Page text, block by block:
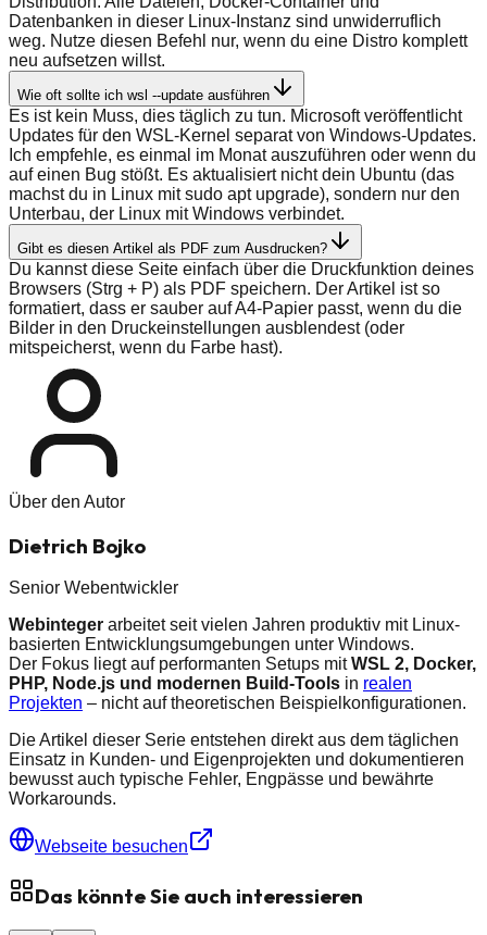
Datenbanken in dieser Linux-Instanz sind unwiderruflich
weg. Nutze diesen Befehl nur, wenn du eine Distro komplett
neu aufsetzen willst.
Wie oft sollte ich wsl --update ausführen
Es ist kein Muss, dies täglich zu tun. Microsoft veröffentlicht
Updates für den WSL-Kernel separat von Windows-Updates.
Ich empfehle, es einmal im Monat auszuführen oder wenn du
auf einen Bug stößt. Es aktualisiert nicht dein Ubuntu (das
machst du in Linux mit sudo apt upgrade), sondern nur den
Unterbau, der Linux mit Windows verbindet.
Gibt es diesen Artikel als PDF zum Ausdrucken?
Du kannst diese Seite einfach über die Druckfunktion deines
Browsers (Strg + P) als PDF speichern. Der Artikel ist so
formatiert, dass er sauber auf A4-Papier passt, wenn du die
Bilder in den Druckeinstellungen ausblendest (oder
mitspeicherst, wenn du Farbe hast).
Über den Autor
Dietrich Bojko
Senior Webentwickler
Webinteger arbeitet seit vielen Jahren produktiv mit Linux-
basierten Entwicklungsumgebungen unter Windows.
Der Fokus liegt auf performanten Setups mitWSL 2, Docker,
PHP, Node.js und modernen Build-Tools in realen
Projekten – nicht auf theoretischen Beispielkonfigurationen.
Die Artikel dieser Serie entstehen direkt aus dem täglichen
Einsatz in Kunden- und Eigenprojekten und dokumentieren
bewusst auch typische Fehler, Engpässe und bewährte
Workarounds.
Webseite besuchen
Das könnte Sie auch interessieren